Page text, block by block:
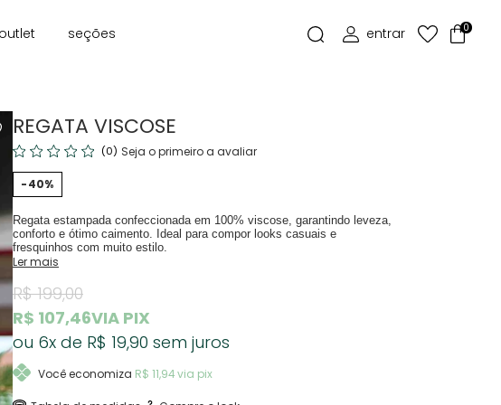
outlet seções 0
REGATA VISCOSE
(0) Seja o primeiro a avaliar
40%
Regata estampada confeccionada em 100% viscose, garantindo leveza,
conforto e ótimo caimento. Ideal para compor looks casuais e
fresquinhos com muito estilo.
Ler mais
R$ 107,46VIA PIX
R$ 199,00
6x R$ 19,90 sem juros
Você economiza R$ 11,94via pix